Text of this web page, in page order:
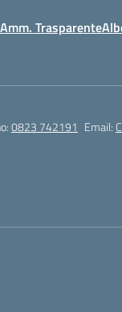
Trasparente
0823 742191 Email: